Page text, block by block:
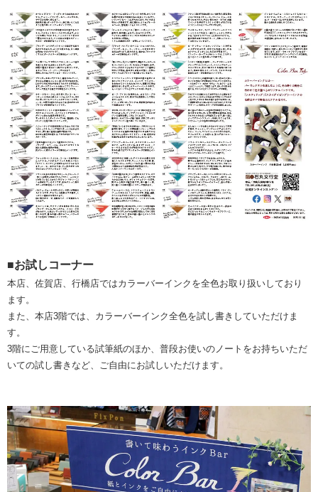
■お試しコーナー
本店、佐賀店、行橋店ではカラーバーインクを全色お取り扱いしており
ます。
また、本店3階では、カラーバーインク全色を試し書きしていただけま
す。
3階にご用意している試筆紙のほか、普段お使いのノートをお持ちいただ
いての試し書きなど、ご自由にお試しいただけます。